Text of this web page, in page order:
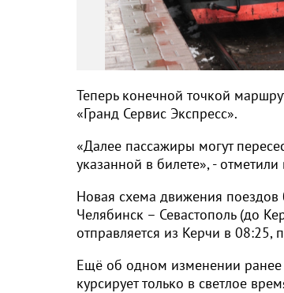
Теперь конечной точкой
«Гранд Сервис Экспресс».
«Далее пассажиры могут
указанной в билете», -
Новая схема движения
Челябинск – Севастополь (до
отправляется из Керчи в 08:25,
Ещё об одном изменении ранее
курсирует только в светлое